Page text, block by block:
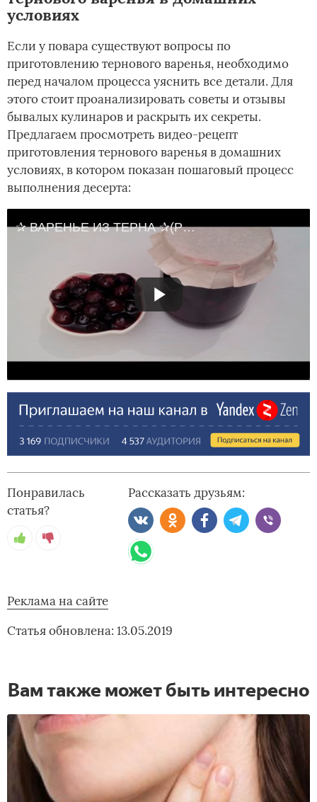
условиях
Если у повара существуют вопросы по
приготовлению тернового варенья, необходимо
перед началом процесса уяснить все детали. Для
этого стоит проанализировать советы и отзывы
бывалых кулинаров и раскрыть их секреты.
Предлагаем просмотреть видео-рецепт
приготовления тернового варенья в домашних
условиях, в котором показан пошаговый процесс
выполнения десерта:
✰ ВАРЕНЬЕ ИЗ ТЕРНА ✰(РЕЦЕПТ ОТ АНАТОЛИЯ) ЗАГОТОВКИ ВПРОК
Понравилась
статья?
Рассказать друзьям:
Реклама на сайте
Статья обновлена: 13.05.2019
Вам также может быть интересно